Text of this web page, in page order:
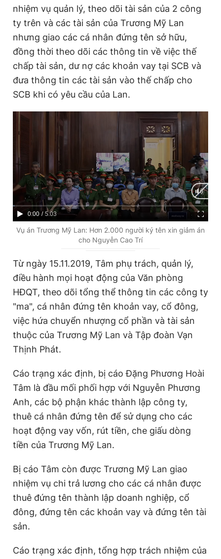
nhiệm vụ quản lý, theo dõi tài sản của 2 công
ty trên và các tài sản của Trương Mỹ Lan
nhưng giao các cá nhân đứng tên sở hữu,
đồng thời theo dõi các thông tin về việc thế
chấp tài sản, dư nợ các khoản vay tại SCB và
đưa thông tin các tài sản vào thế chấp cho
SCB khi có yêu cầu của Lan.
C
u
n
i
m
0:00 / D
u
o
5:03
Vụ án Trương Mỹ Lan: Hơn 2.000 người ký tên xin giảm án
cho Nguyễn Cao Trí
Từ ngày 15.11.2019, Tâm phụ trách, quản lý,
điều hành mọi hoạt động của Văn phòng
HĐQT, theo dõi tổng thể thông tin các công ty
"ma", cá nhân đứng tên khoản vay, cổ đông,
việc hứa chuyển nhượng cổ phần và tài sản
thuộc của Trương Mỹ Lan và Tập đoàn Vạn
Thịnh Phát.
Cáo trạng xác định, bị cáo Đặng Phương Hoài
Tâm là đầu mối phối hợp với Nguyễn Phương
Anh, các bộ phận khác thành lập công ty,
thuê cá nhân đứng tên để sử dụng cho các
hoạt động vay vốn, rút tiền, che giấu dòng
tiền của Trương Mỹ Lan.
Bị cáo Tâm còn được Trương Mỹ Lan giao
nhiệm vụ chi trả lương cho các cá nhân được
thuê đứng tên thành lập doanh nghiệp, cổ
đông, đứng tên các khoản vay và đứng tên tài
sản.
Cáo trạng xác định, tổng hợp trách nhiệm của